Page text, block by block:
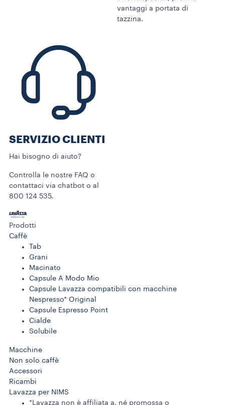
vantaggi a portata di
tazzina.
SERVIZIO CLIENTI​
Hai bisogno di aiuto?​
Controlla le nostre FAQ o
contattaci via chatbot o al
800 124 535.
Prodotti
Caffè
Tab
Grani
Macinato
Capsule A Modo Mio
Capsule Lavazza compatibili con macchine
Nespresso* Original
Capsule Espresso Point
Cialde
Solubile
Macchine
Non solo caffè
Accessori
Ricambi
Lavazza per NIMS
*Lavazza non è affiliata a, né promossa o